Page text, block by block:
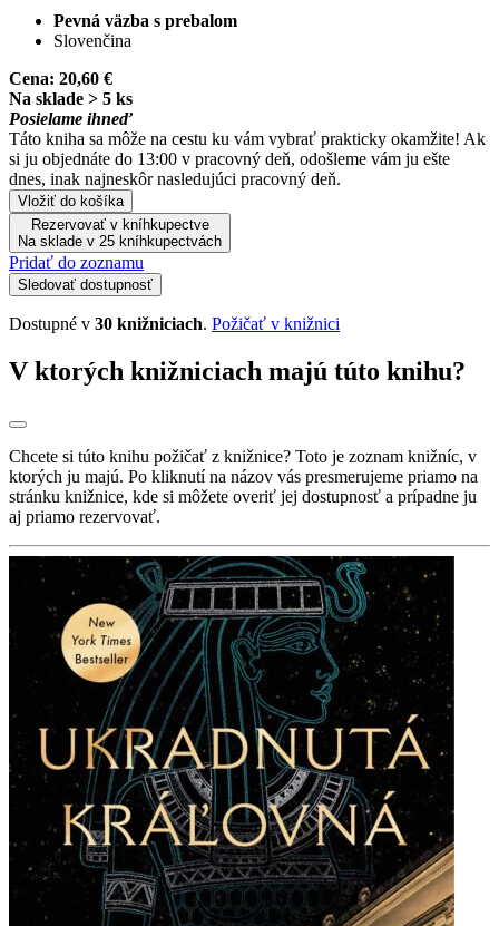
Pevná väzba s prebalom
Slovenčina
Cena: 20,60 €
Na sklade > 5 ks
Posielame ihneď
Táto kniha sa môže na cestu ku vám vybrať prakticky okamžite! Ak
si ju objednáte do 13:00 v pracovný deň, odošleme vám ju ešte
dnes, inak najneskôr nasledujúci pracovný deň.
Vložiť do košíka
Rezervovať v kníhkupectve
Na sklade v 25 kníhkupectvách
Pridať do zoznamu
Sledovať dostupnosť
Dostupné v 30 knižniciach. Požičať v knižnici
V ktorých knižniciach majú túto knihu?
Chcete si túto knihu požičať z knižnice? Toto je zoznam knižníc, v
ktorých ju majú. Po kliknutí na názov vás presmerujeme priamo na
stránku knižnice, kde si môžete overiť jej dostupnosť a prípadne ju
aj priamo rezervovať.